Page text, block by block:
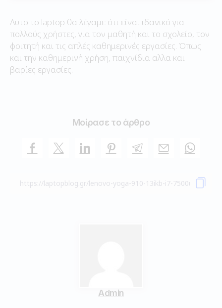
Αυτο το laptop θα λέγαμε ότι είναι ιδανικό για
πολλούς χρήστες, για τον μαθητή και το σχολείο, τον
φοιτητή και τις απλές καθημερινές εργασίες. Όπως
και την καθημερινή χρήση, παιχνίδια αλλα και
βαρίες εργασίες.
Μοίρασε το άρθρο
Admin